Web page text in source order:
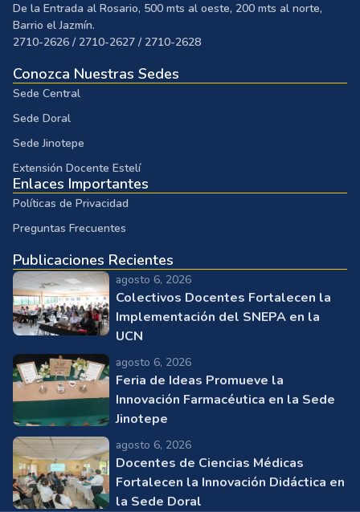
De la Entrada al Rosario, 500 mts al oeste, 200 mts al norte,
Barrio el Jazmín.
2710-2626 / 2710-2627 / 2710-2628
Conozca Nuestras Sedes
Sede Central
Sede Doral
Sede Jinotepe
Extensión Docente Estelí
Enlaces Importantes
Políticas de Privacidad
Preguntas Frecuentes
Publicaciones Recientes
agosto 6, 2026
Colectivos Docentes Fortalecen la
Implementación del SNEPA en la
UCN
agosto 6, 2026
Feria de Ideas Promueve la
Innovación Farmacéutica en la Sede
Jinotepe
agosto 6, 2026
Docentes de Ciencias Médicas
Fortalecen la Innovación Didáctica en
la Sede Doral